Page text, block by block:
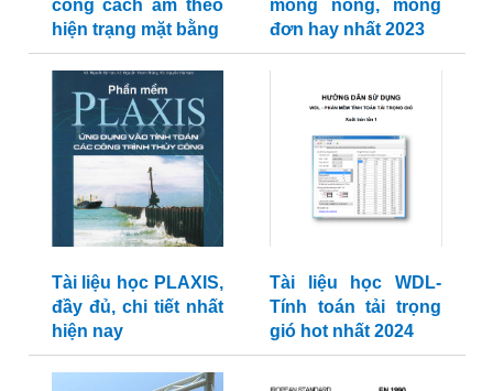
công cách âm theo
hiện trạng mặt bằng
móng nông, móng
đơn hay nhất 2023
Tài liệu học PLAXIS,
đầy đủ, chi tiết nhất
hiện nay
Tài liệu học WDL-
Tính toán tải trọng
gió hot nhất 2024